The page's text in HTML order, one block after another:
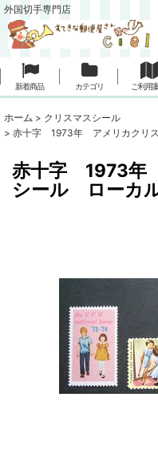
外国切手専門店
新着商品 カテゴリ ご利用
ホーム > クリスマスシール
> 赤十字 1973年 アメリカクリ
赤十字 1973年
シール ローカ